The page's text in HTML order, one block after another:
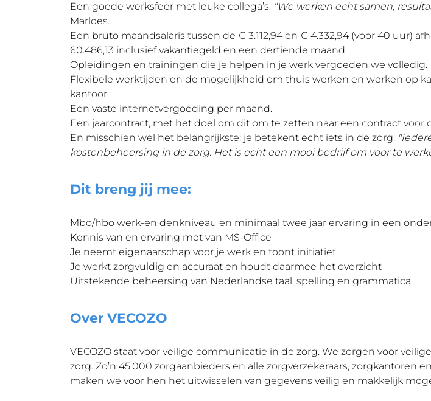
Een goede werksfeer met leuke collega’s. "We werken echt samen,
Marloes.
Een bruto maandsalaris tussen de € 3.112,94 en € 4.332,94 (voor 40 uur)
60.486,13 inclusief vakantiegeld en een dertiende maand.
Opleidingen en trainingen die je helpen in je werk vergoeden we volledig.
Flexibele werktijden en de mogelijkheid om thuis werken en werken op
kantoor.
Een vaste internetvergoeding per maand.
Een jaarcontract, met het doel om dit om te zetten naar een contract voor
En misschien wel het belangrijkste: je betekent echt iets in de zorg.
kostenbeheersing in de zorg. Het is echt een mooi bedrijf om voor te
Dit breng jij mee:
Mbo/hbo werk-en denkniveau en minimaal twee jaar ervaring in een
Kennis van en ervaring met van MS-Office
Je neemt eigenaarschap voor je werk en toont initiatief
Je werkt zorgvuldig en accuraat en houdt daarmee het overzicht
Uitstekende beheersing van Nederlandse taal, spelling en grammatica.
Over VECOZO
VECOZO staat voor veilige communicatie in de zorg. We zorgen voor
zorg. Zo’n 45.000 zorgaanbieders en alle zorgverzekeraars,
maken we voor hen het uitwisselen van gegevens veilig en makkelijk